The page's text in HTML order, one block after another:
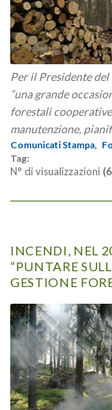
Per il Presidente
“una grande
forestali
manutenzione,
Comunicati Stampa,
Tag:
N° di visualizzazioni
INCENDI, NEL
“PUNTARE
GESTIONE